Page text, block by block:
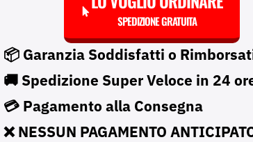
SPEDIZIONE GRATUITA
📦 Garanzia Soddisfatti o
🚚 Spedizione Super Veloce in 24
💳 Pagamento alla Consegna
❌ NESSUN PAGAMENTO